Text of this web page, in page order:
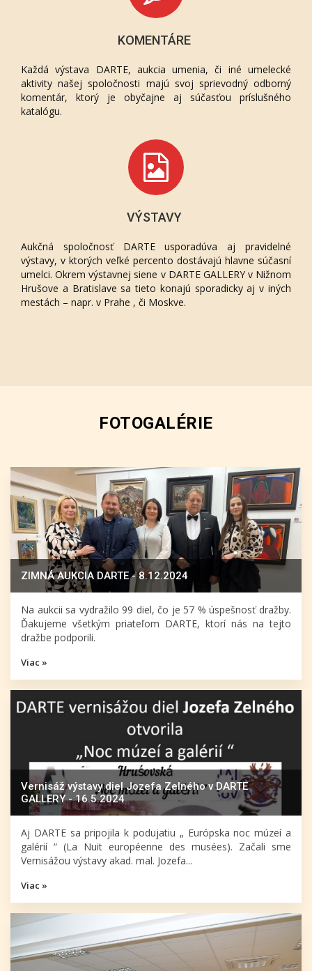
KOMENTÁRE
Každá výstava DARTE, aukcia umenia, či iné umelecké
aktivity našej spoločnosti majú svoj sprievodný odborný
komentár, ktorý je obyčajne aj súčasťou príslušného
katalógu.
VÝSTAVY
Aukčná spoločnosť DARTE usporadúva aj pravidelné
výstavy, v ktorých veľké percento dostávajú hlavne súčasní
umelci. Okrem výstavnej siene v DARTE GALLERY v Nižnom
Hrušove a Bratislave sa tieto konajú sporadicky aj v iných
mestách – napr. v Prahe , či Moskve.
FOTOGALÉRIE
ZIMNÁ AUKCIA DARTE - 8.12.2024
Na aukcii sa vydražilo 99 diel, čo je 57 % úspešnosť dražby.
Ďakujeme všetkým priateľom DARTE, ktorí nás na tejto
dražbe podporili.
Viac »
Vernisáž výstavy diel Jozefa Zelného v DARTE
GALLERY - 16.5.2024
Aj DARTE sa pripojila k podujatiu „ Európska noc múzeí a
galérií “ (La Nuit européenne des musées). Začali sme
Vernisážou výstavy akad. mal. Jozefa...
Viac »